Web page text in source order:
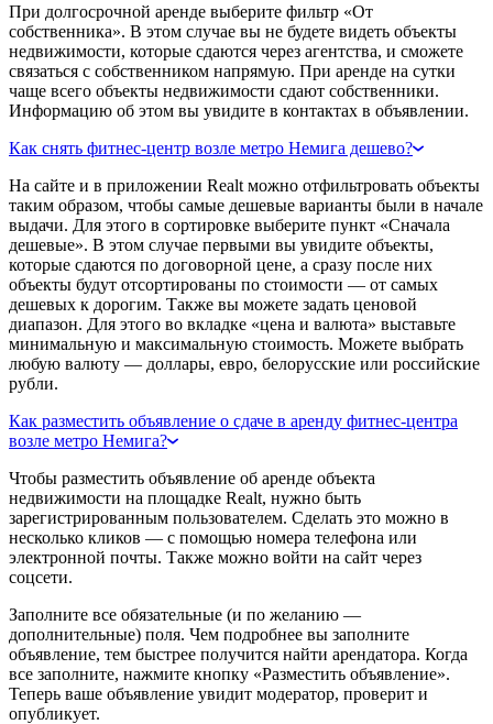
При долгосрочной аренде выберите фильтр «От
собственника». В этом случае вы не будете видеть объекты
недвижимости, которые сдаются через агентства, и сможете
связаться с собственником напрямую. При аренде на сутки
чаще всего объекты недвижимости сдают собственники.
Информацию об этом вы увидите в контактах в объявлении.
Как снять фитнес-центр возле метро Немига дешево?
На сайте и в приложении Realt можно отфильтровать объекты
таким образом, чтобы самые дешевые варианты были в начале
выдачи. Для этого в сортировке выберите пункт «Сначала
дешевые». В этом случае первыми вы увидите объекты,
которые сдаются по договорной цене, а сразу после них
объекты будут отсортированы по стоимости — от самых
дешевых к дорогим. Также вы можете задать ценовой
диапазон. Для этого во вкладке «цена и валюта» выставьте
минимальную и максимальную стоимость. Можете выбрать
любую валюту — доллары, евро, белорусские или российские
рубли.
Как разместить объявление о сдаче в аренду фитнес-центра
возле метро Немига?
Чтобы разместить объявление об аренде объекта
недвижимости на площадке Realt, нужно быть
зарегистрированным пользователем. Сделать это можно в
несколько кликов — с помощью номера телефона или
электронной почты. Также можно войти на сайт через
соцсети.
Заполните все обязательные (и по желанию —
дополнительные) поля. Чем подробнее вы заполните
объявление, тем быстрее получится найти арендатора. Когда
все заполните, нажмите кнопку «Разместить объявление».
Теперь ваше объявление увидит модератор, проверит и
опубликует.